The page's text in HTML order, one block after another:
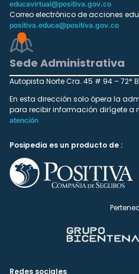
educavirtual@positiva.gov.co
Correo electrónico de acciones
positiva.educa@positiva.gov.co
Sede Administrativa
Autopista Norte Cra. 45 # 94 – 72*
En esta dirección solo ópera la
para recibir información dirígete a
atención
Posipedia es un producto de :
Redes sociales